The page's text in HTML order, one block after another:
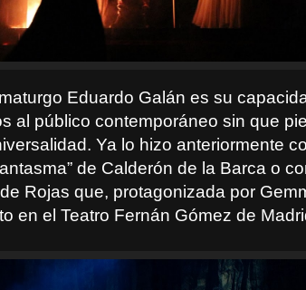
Eduardo Galán es su
al público contemporáneo sin que
Ya lo hizo anteriormente
de Calderón de la Barca o
Rojas que, protagonizada por
en el Teatro Fernán Gómez de